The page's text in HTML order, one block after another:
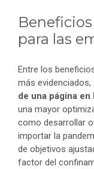
para las
Entre los
más
de una página en
una mayor
como desarrollar
importar la
de objetivos
factor del